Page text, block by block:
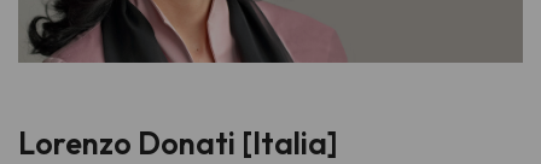
Lorenzo Donati [Italia]